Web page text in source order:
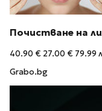
Почистване на
40.90 € 27.00 € 79.99
Grabo.bg